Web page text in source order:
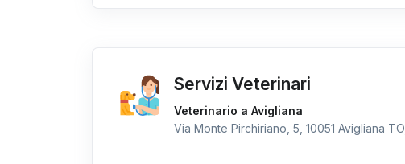
Servizi Veterinari
Veterinario a Avigliana
Via Monte Pirchiriano, 5, 10051 Avigliana